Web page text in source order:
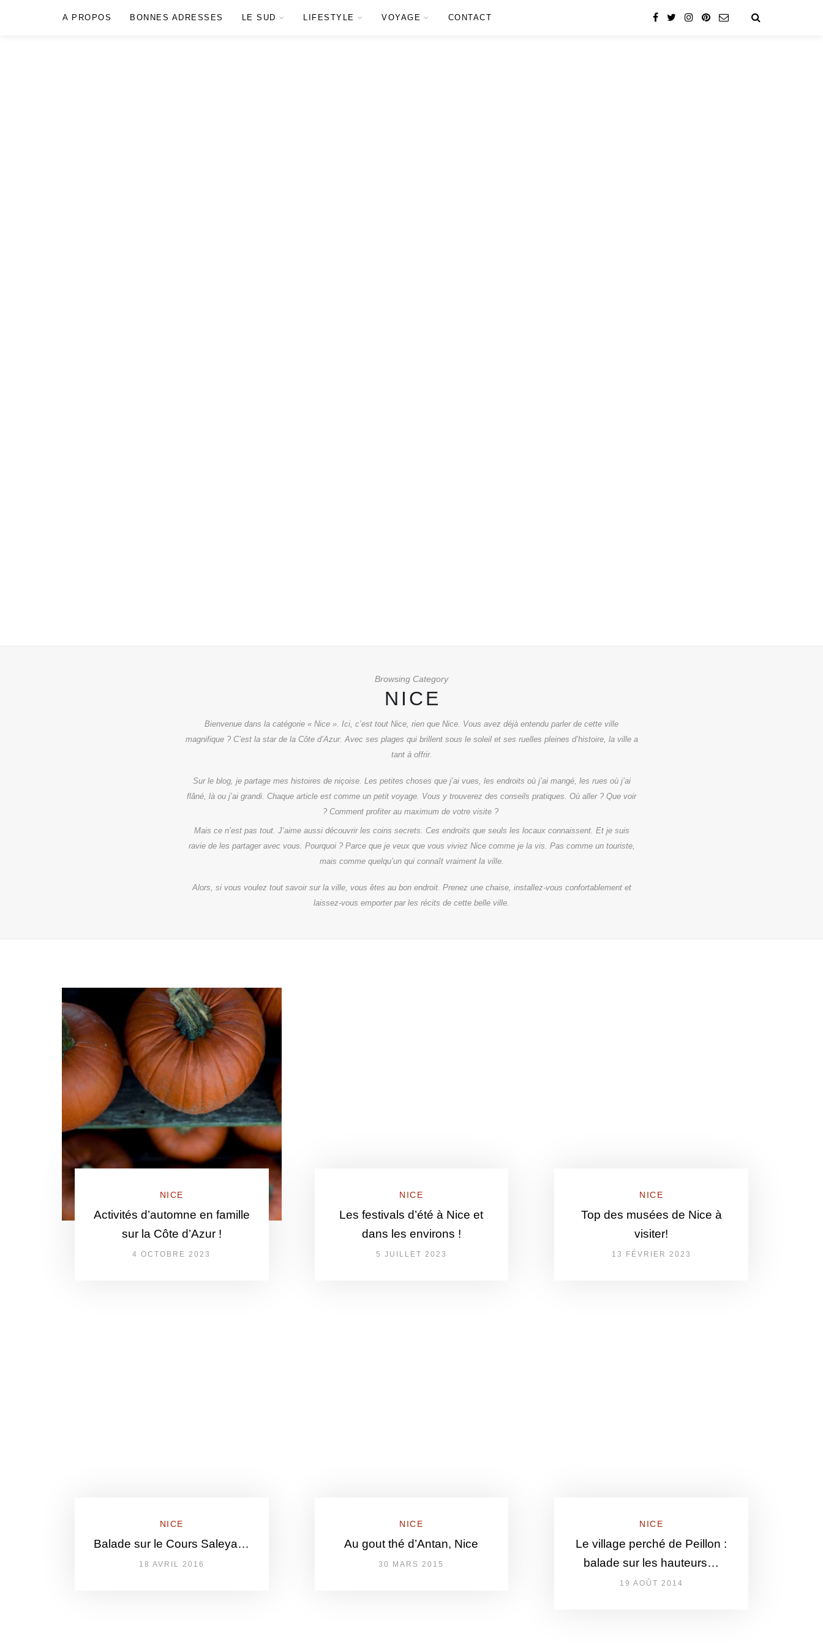
A PROPOS BONNES ADRESSES LE SUD LIFESTYLE VOYAGE CONTACT
Browsing Category
NICE
Bienvenue dans la catégorie « Nice ». Ici, c’est tout Nice, rien que Nice. Vous avez déjà entendu parler de cette ville
magnifique ? C’est la star de la Côte d’Azur. Avec ses plages qui brillent sous le soleil et ses ruelles pleines d’histoire, la ville a
tant à offrir.
Sur le blog, je partage mes histoires de niçoise. Les petites choses que j’ai vues, les endroits où j’ai mangé, les rues où j’ai
flâné, là ou j’ai grandi. Chaque article est comme un petit voyage. Vous y trouverez des conseils pratiques. Où aller ? Que voir
? Comment profiter au maximum de votre visite ?
Mais ce n’est pas tout. J’aime aussi découvrir les coins secrets. Ces endroits que seuls les locaux connaissent. Et je suis
ravie de les partager avec vous. Pourquoi ? Parce que je veux que vous viviez Nice comme je la vis. Pas comme un touriste,
mais comme quelqu’un qui connaît vraiment la ville.
Alors, si vous voulez tout savoir sur la ville, vous êtes au bon endroit. Prenez une chaise, installez-vous confortablement et
laissez-vous emporter par les récits de cette belle ville.
NICE
Activités d’automne en famille
sur la Côte d’Azur !
4 OCTOBRE 2023
NICE
Les festivals d’été à Nice et
dans les environs !
5 JUILLET 2023
NICE
Top des musées de Nice à
visiter!
13 FÉVRIER 2023
NICE
Balade sur le Cours Saleya…
18 AVRIL 2016
NICE
Au gout thé d’Antan, Nice
30 MARS 2015
NICE
Le village perché de Peillon :
balade sur les hauteurs…
19 AOÛT 2014